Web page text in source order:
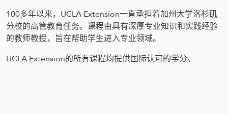
100多年以来，UCLA Extension一直承担着加州大学洛杉矶
分校的高管教育任务。课程由具有深厚专业知识和实践经验
的教师教授，旨在帮助学生进入专业领域。
UCLA Extension的所有课程均提供国际认可的学分。